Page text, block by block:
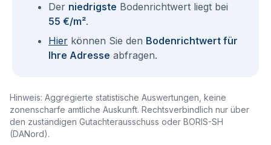
Der niedrigste Bodenrichtwert liegt bei
55 €/m².
Hier können Sie den Bodenrichtwert für
Ihre Adresse abfragen.
Hinweis: Aggregierte statistische Auswertungen, keine
zonenscharfe amtliche Auskunft. Rechtsverbindlich nur über
den zuständigen Gutachterausschuss oder BORIS-SH
(DANord).